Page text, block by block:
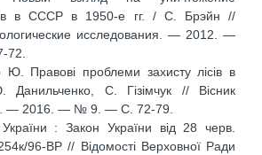
в СССР в 1950-е гг. / С. Брэйн //
исследования. — 2012. —
Ю. Правові проблеми захисту лісів в
Данильченко, С. Гізімчук // Вісник
— 2016. — № 9. — С. 72-79.
України : Закон України від 28 черв.
96-ВР // Відомості Верховної Ради